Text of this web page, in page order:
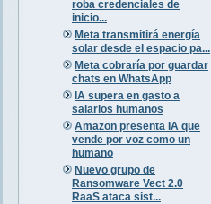
roba credenciales de
inicio...
Meta transmitirá energía
solar desde el espacio pa...
Meta cobraría por guardar
chats en WhatsApp
IA supera en gasto a
salarios humanos
Amazon presenta IA que
vende por voz como un
humano
Nuevo grupo de
Ransomware Vect 2.0
RaaS ataca sist...